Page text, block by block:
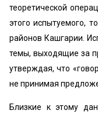
теоретической
этого испытуемого,
районов Кашгарии.
темы, выходящие за
утверждая, что
не принимая
Близкие к этому